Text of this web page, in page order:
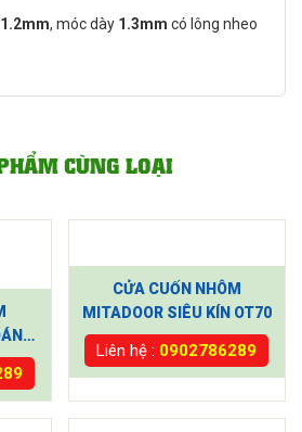
1.2mm, móc dày 1.3mm có lông nheo
CÙNG LOẠI
CỬA CUỐN NHÔM
MITADOOR SIÊU KÍN OT70
Liên hệ : 0902786289